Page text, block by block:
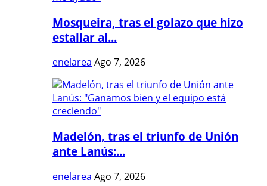
Mosqueira, tras el golazo que hizo
estallar al...
enelarea Ago 7, 2026
Madelón, tras el triunfo de Unión
ante Lanús:...
enelarea Ago 7, 2026